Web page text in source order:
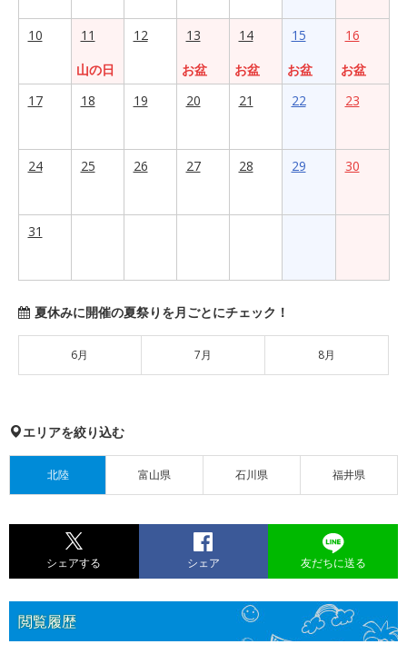
10
11
山の日
12
13
お盆
14
お盆
15
お盆
16
お盆
17
18 19 20 21 22 23
24 25 26 27 28 29 30
31
夏休みに開催の夏祭りを月ごとにチェック！
6月 7月 8月
エリアを絞り込む
北陸 富山県 石川県 福井県
シェアする シェア 友だちに送る
閲覧履歴